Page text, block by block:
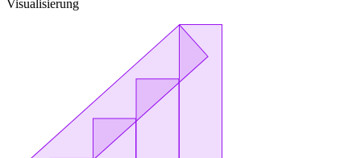
Visualisierung